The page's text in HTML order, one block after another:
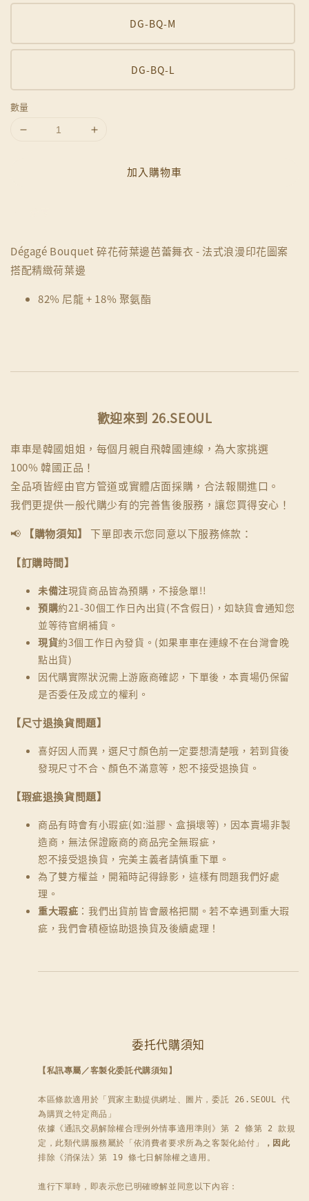
DG-BQ-M
DG-BQ-L
數量
加入購物車
Dégagé Bouquet 碎花荷葉邊芭蕾舞衣 - 法式浪漫印花圖案
搭配精緻荷葉邊
82% 尼龍 + 18% 聚氨酯
歡迎來到 26.SEOUL
車車是韓國姐姐，每個月親自飛韓國連線，為大家挑選
100% 韓國正品！
全品項皆經由官方管道或實體店面採購，合法報關進口。
我們更提供一般代購少有的完善售後服務，讓您買得安心！
📢
【購物須知】
下單即表示您同意以下服務條款：
【訂購時間】
未備注現貨商品皆為預購，不接急單!!
預購約21-30個工作日內出貨(不含假日)，如缺貨會通知您
並等待官網補貨。
現貨約3個工作日內發貨。(如果車車在連線不在台灣會晚
點出貨)
因代購實際狀況需上游廠商確認，下單後，本賣場仍保留
是否委任及成立的權利。
【尺寸退換貨問題】
喜好因人而異，選尺寸顏色前一定要想清楚哦，若到貨後
發現尺寸不合、顏色不滿意等，恕不接受退換貨。
【瑕疵退換貨問題】
商品有時會有小瑕疵(如:溢膠、盒損壞等)，因本賣場非製
造商，無法保證廠商的商品完全無瑕疵，
恕不接受退換貨，完美主義者請慎重下單。
為了雙方權益，開箱時記得錄影，這樣有問題我們好處
理。
重大瑕疵 ：我們出貨前皆會嚴格把關。若不幸遇到重大瑕
疵，我們會積極協助退換貨及後續處理！
委托代購須知
【私訊專屬／客製化委託代購須知】
本區條款適用於「買家主動提供網址、圖片，委託 26.SEOUL 代
為購買之特定商品」
依據《通訊交易解除權合理例外情事適用準則》第 2 條第 2 款規
定，此類代購服務屬於「依消費者要求所為之客製化給付」
，因此
排除《消保法》第 19 條七日解除權之適用。
進行下單時，即表示您已明確瞭解並同意以下內容：